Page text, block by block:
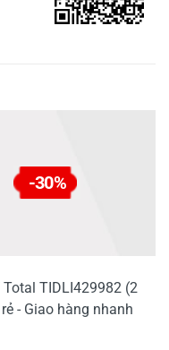
-30%
TIDLI429982 (2
- Giao hàng nhanh